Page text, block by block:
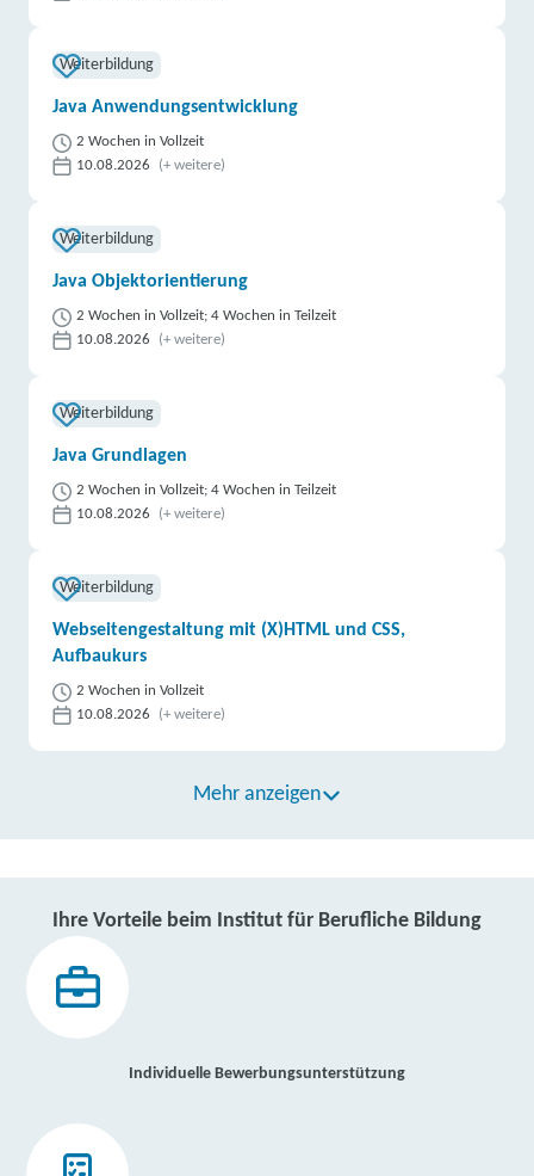
Weiterbildung
Java Anwendungsentwicklung
2 Wochen in Vollzeit
10.08.2026
(+ weitere)
Weiterbildung
Java Objektorientierung
2 Wochen in Vollzeit; 4 Wochen in Teilzeit
10.08.2026
(+ weitere)
Weiterbildung
Java Grundlagen
2 Wochen in Vollzeit; 4 Wochen in Teilzeit
10.08.2026
(+ weitere)
Weiterbildung
Webseitengestaltung mit (X)HTML und CSS,
Aufbaukurs
2 Wochen in Vollzeit
10.08.2026
(+ weitere)
Mehr anzeigen
Ihre Vorteile beim Institut für Berufliche Bildung
Individuelle Bewerbungsunterstützung